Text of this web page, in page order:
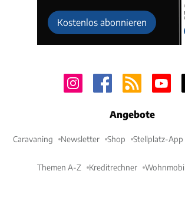
Kostenlos abonnieren
Angebote
Caravaning Newsletter Shop Stellplatz-App
Themen A-Z Kreditrechner